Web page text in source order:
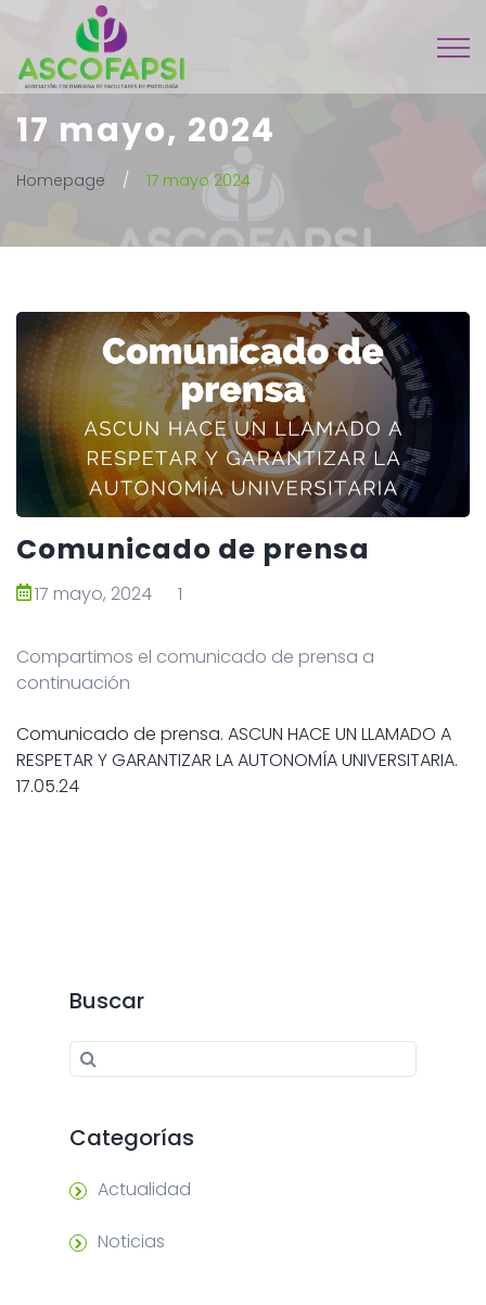
17 mayo, 2024
Homepage 17 mayo 2024
Comunicado de prensa
17 mayo, 2024 1
Compartimos el comunicado de prensa a
continuación
Comunicado de prensa. ASCUN HACE UN LLAMADO A
RESPETAR Y GARANTIZAR LA AUTONOMÍA UNIVERSITARIA.
17.05.24
Buscar
Search for:
Categorías
Actualidad
Noticias